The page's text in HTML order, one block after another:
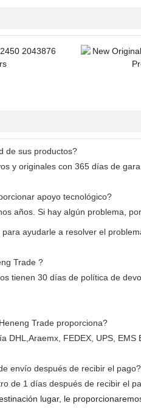
de sus productos?
y originales con 365 días de
apoyo tecnológico?
años. Si hay algún problema,
ayudarle a resolver el
Trade ?
tienen 30 días de política de
Trade proporciona?
DHL,Araemx, FEDEX, UPS,
envío después de recibir el pago?
de 1 días después de recibir el
lugar, le